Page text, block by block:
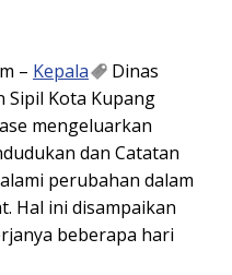
– Kepala
Dinas
Sipil Kota Kupang
mengeluarkan
dan Catatan
perubahan dalam
Hal ini disampaikan
beberapa hari